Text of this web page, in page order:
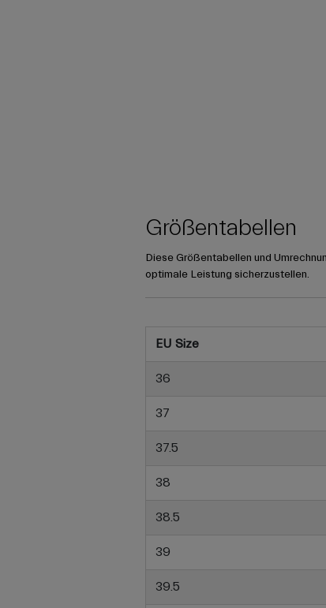
Größentabellen
Diese Größentabellen und
optimale Leistung sicherzustellen.
EU Size
36
37
37.5
38
38.5
39
39.5